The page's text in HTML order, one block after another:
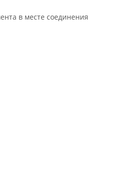
в месте соединения